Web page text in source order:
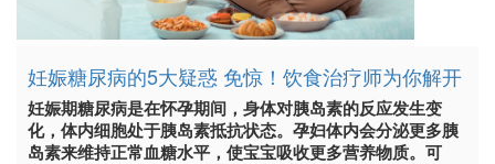
妊娠糖尿病的5大疑惑 免惊！饮食治疗师为你解开
妊娠期糖尿病是在怀孕期间，身体对胰岛素的反应发生变
化，体内细胞处于胰岛素抵抗状态。孕妇体内会分泌更多胰
岛素来维持正常血糖水平，使宝宝吸收更多营养物质。可